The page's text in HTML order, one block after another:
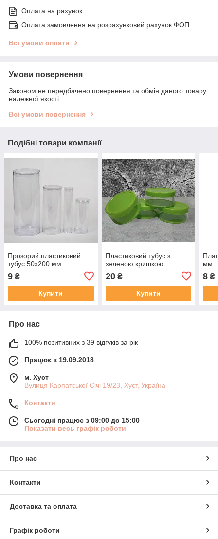
Оплата на рахунок
Оплата замовлення на розрахунковий рахунок ФОП
Всі умови оплати
Умови повернення
Законом не передбачено повернення та обмін даного товару
належної якості
Всі умови повернення
Подібні товари компанії
Прозорий пластиковий
тубус 50х200 мм.
9 ₴
Купити
Пластиковий тубус з
зеленою кришкою
20₴
Купити
мм.
8 ₴
Про нас
100% позитивних з 39 відгуків за рік
Працює з 19.09.2018
м. Хуст
Вулиця Карпатської Січі 19/23, Хуст, Україна
Контакти
Сьогодні працює з 09:00 до 15:00
Показати весь графік роботи
Про нас
Контакти
Доставка та оплата
Графік роботи